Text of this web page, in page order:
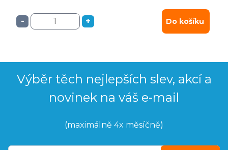
- + Do košíku
Výběr těch nejlepších slev, akcí a
novinek na váš e-mail
(maximálně 4x měsíčně)